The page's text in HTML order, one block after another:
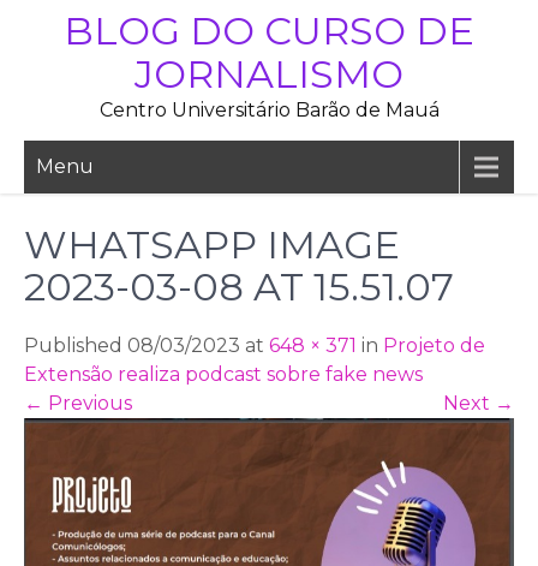
BLOG DO CURSO DE
JORNALISMO
Centro Universitário Barão de Mauá
Menu
WHATSAPP IMAGE
2023-03-08 AT 15.51.07
Published 08/03/2023 at 648 × 371 in Projeto de
Extensão realiza podcast sobre fake news
← Previous Next →